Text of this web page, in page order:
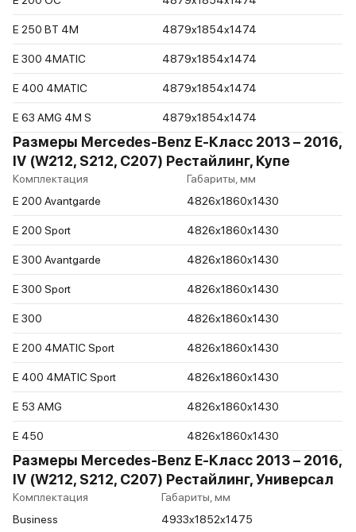
E 250 BT 4M 4879x1854x1474
E 300 4MATIC 4879x1854x1474
E 400 4MATIC 4879x1854x1474
E 63 AMG 4M S 4879x1854x1474
Размеры Mercedes-Benz E-Класс 2013 – 2016,
IV (W212, S212, C207) Рестайлинг, Купе
Комплектация
Габариты, мм
E 200 Avantgarde
4826x1860x1430
E 200 Sport 4826x1860x1430
E 300 Avantgarde 4826x1860x1430
E 300 Sport 4826x1860x1430
E 300 4826x1860x1430
E 200 4MATIC Sport 4826x1860x1430
E 400 4MATIC Sport 4826x1860x1430
E 53 AMG 4826x1860x1430
E 450 4826x1860x1430
Размеры Mercedes-Benz E-Класс 2013 – 2016,
IV (W212, S212, C207) Рестайлинг, Универсал
Комплектация
Габариты, мм
Business
4933x1852x1475